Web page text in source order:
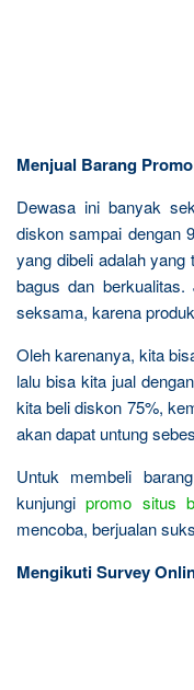
Menjual Barang Promo
Dewasa ini banyak
diskon sampai dengan
yang dibeli adalah yang
bagus dan
seksama, karena
Oleh karenanya, kita
lalu bisa kita jual
kita beli diskon 75%,
akan dapat untung
Untuk membeli
kunjungipromo situs
mencoba, berjualan
Mengikuti Survey